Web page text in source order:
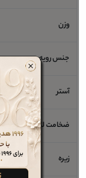
وزن
جنس رویه
آستر
ضخامت لژ / اندازه پاشنه
زیره